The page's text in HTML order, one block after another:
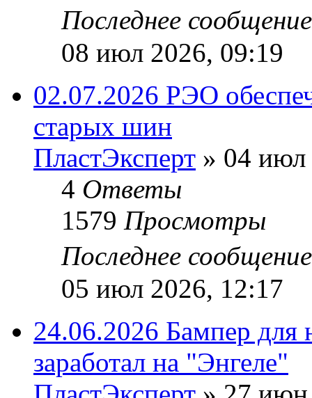
Последнее
08 июл 2026, 09:19
02.07.2026 РЭО
старых шин
ПластЭксперт » 04 июл
4 Ответы
1579 Просмотры
Последнее
05 июл 2026, 12:17
24.06.2026 Бампер для
заработал на "Энгеле"